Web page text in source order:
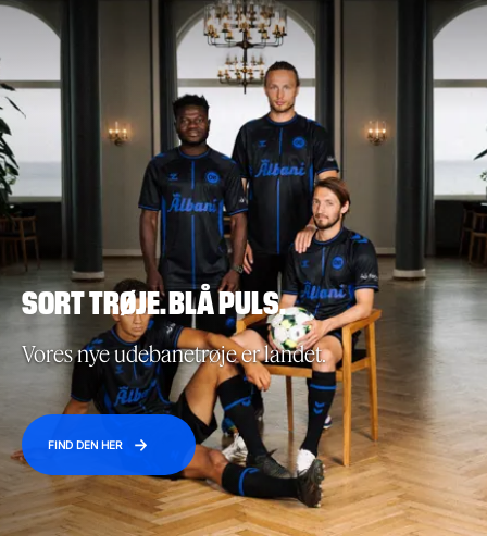
SORT TRØJE. BLÅ PULS.
Vores nye udebanetrøje er landet.
FIND DEN HER